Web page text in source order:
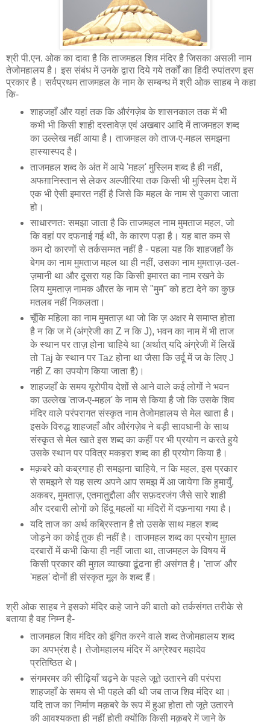
श्री पी.एन. ओक का दावा है कि ताजमहल शिव मंदिर है जिसका असली नाम
तेजोमहालय है। इस संबंध में उनके द्वारा दिये गये तर्कों का हिंदी रुपांतरण इस
प्रकार है। सर्वप्रथम ताजमहल के नाम के सम्बन्ध में श्री ओक साहब ने कहा
कि-
शाहजहाँ और यहां तक कि औरंगज़ेब के शासनकाल तक में भी
कभी भी किसी शाही दस्तावेज़ एवं अखबार आदि में ताजमहल शब्द
का उल्लेख नहीं आया है। ताजमहल को ताज-ए-महल समझना
हास्यास्पद है।
ताजमहल शब्द के अंत में आये 'महल' मुस्लिम शब्द है ही नहीं,
अफग़ानिस्तान से लेकर अल्जीरिया तक किसी भी मुस्लिम देश में
एक भी ऐसी इमारत नहीं है जिसे कि महल के नाम से पुकारा जाता
हो।
साधारणतः समझा जाता है कि ताजमहल नाम मुमताज महल, जो
कि वहां पर दफनाई गई थी, के कारण पड़ा है। यह बात कम से
कम दो कारणों से तर्कसम्मत नहीं है - पहला यह कि शाहजहाँ के
बेगम का नाम मुमताज महल था ही नहीं, उसका नाम मुमताज़-उल-
ज़मानी था और दूसरा यह कि किसी इमारत का नाम रखने के
लिय मुमताज़ नामक औरत के नाम से "मुम" को हटा देने का कुछ
मतलब नहीं निकलता।
चूँकि महिला का नाम मुमताज़ था जो कि ज़ अक्षर मे समाप्त होता
है न कि ज में (अंग्रेजी का Z न कि J), भवन का नाम में भी ताज
के स्थान पर ताज़ होना चाहिये था (अर्थात् यदि अंग्रेजी में लिखें
तो Taj के स्थान पर Taz होना था जैसा कि उर्दू में ज के लिए J
नही Z का उपयोग किया जाता है)।
शाहजहाँ के समय यूरोपीय देशों से आने वाले कई लोगों ने भवन
का उल्लेख 'ताज-ए-महल' के नाम से किया है जो कि उसके शिव
मंदिर वाले परंपरागत संस्कृत नाम तेजोमहालय से मेल खाता है।
इसके विरुद्ध शाहजहाँ और औरंगज़ेब ने बड़ी सावधानी के साथ
संस्कृत से मेल खाते इस शब्द का कहीं पर भी प्रयोग न करते हुये
उसके स्थान पर पवित्र मकब़रा शब्द का ही प्रयोग किया है।
मक़बरे को कब्रगाह ही समझना चाहिये, न कि महल, इस प्रकार
से समझने से यह सत्य अपने आप समझ में आ जायेगा कि हुमायुँ,
अकबर, मुमताज़, एतमातुद्दौला और सफ़दरजंग जैसे सारे शाही
और दरबारी लोगों को हिंदू महलों या मंदिरों में दफ़नाया गया है।
यदि ताज का अर्थ कब्रिस्तान है तो उसके साथ महल शब्द
जोड़ने का कोई तुक ही नहीं है। ताजमहल शब्द का प्रयोग मुग़ल
दरबारों में कभी किया ही नहीं जाता था, ताजमहल के विषय में
किसी प्रकार की मुग़ल व्याख्या ढूंढना ही असंगत है। 'ताज' और
'महल' दोनों ही संस्कृत मूल के शब्द हैं।
श्री ओक साहब ने इसको मंदिर कहे जाने की बातो को तर्कसंगत तरीके से
बताया है वह निम्न है-
ताजमहल शिव मंदिर को इंगित करने वाले शब्द तेजोमहालय शब्द
का अपभ्रंश है। तेजोमहालय मंदिर में अग्रेश्वर महादेव
प्रतिष्ठित थे।
संगमरमर की सीढ़ियाँ चढ़ने के पहले जूते उतारने की परंपरा
शाहजहाँ के समय से भी पहले की थी जब ताज शिव मंदिर था।
यदि ताज का निर्माण मक़बरे के रूप में हुआ होता तो जूते उतारने
की आवश्यकता ही नहीं होती क्योंकि किसी मक़बरे में जाने के